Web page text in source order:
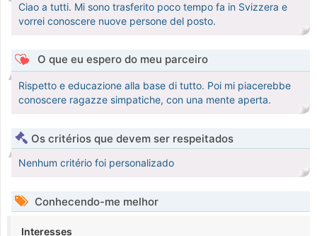
Ciao a tutti. Mi sono trasferito poco tempo fa in Svizzera e
vorrei conoscere nuove persone del posto.
O que eu espero do meu parceiro
Rispetto e educazione alla base di tutto. Poi mi piacerebbe
conoscere ragazze simpatiche, con una mente aperta.
Os critérios que devem ser respeitados
Nenhum critério foi personalizado
Conhecendo-me melhor
Interesses